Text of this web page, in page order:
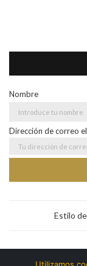
Nombre
Dirección de correo
Estilo